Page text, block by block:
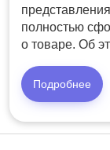
полностью
о товаре. Об
Подробнее